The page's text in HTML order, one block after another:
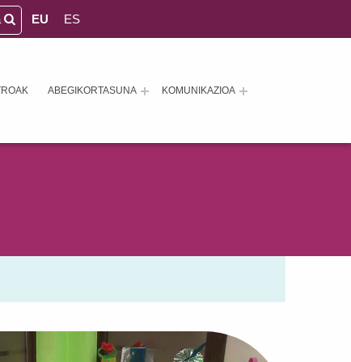
ABEGIKORTASUNA KOMUNIKAZIOA
EU ES